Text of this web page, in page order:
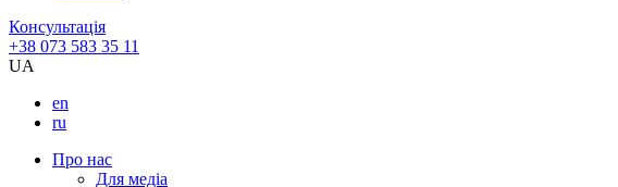
Консультація
+38 073 583 35 11
UA
en
ru
Про нас
Для медіа